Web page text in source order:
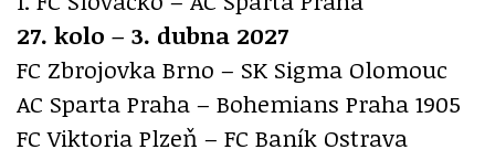
27. kolo – 3. dubna 2027
FC Zbrojovka Brno – SK Sigma Olomouc
AC Sparta Praha – Bohemians Praha 1905
FC Viktoria Plzeň – FC Baník Ostrava